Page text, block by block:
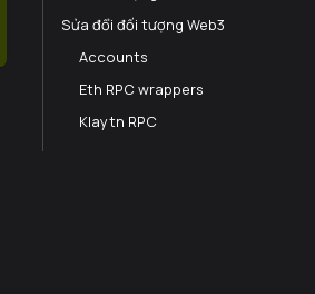
Sửa đổi đối tượng Web3
Accounts
Eth RPC wrappers
Klaytn RPC